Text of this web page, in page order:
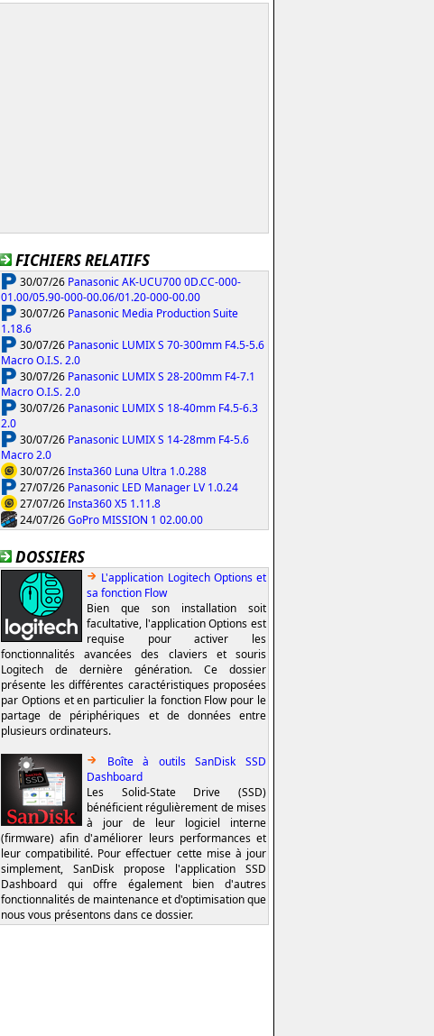
FICHIERS RELATIFS
30/07/26 Panasonic AK-UCU700 0D.CC-000-
01.00/05.90-000-00.06/01.20-000-00.00
30/07/26 Panasonic Media Production Suite
1.18.6
30/07/26 Panasonic LUMIX S 70-300mm F4.5-5.6
Macro O.I.S. 2.0
30/07/26 Panasonic LUMIX S 28-200mm F4-7.1
Macro O.I.S. 2.0
30/07/26 Panasonic LUMIX S 18-40mm F4.5-6.3
2.0
30/07/26 Panasonic LUMIX S 14-28mm F4-5.6
Macro 2.0
30/07/26Insta360 Luna Ultra 1.0.288
27/07/26 Panasonic LED Manager LV 1.0.24
27/07/26Insta360 X5 1.11.8
24/07/26GoPro MISSION 1 02.00.00
DOSSIERS
L'application Logitech Options et
sa fonction Flow
Bien que son installation soit
facultative, l'application Options est
requise pour activer les
fonctionnalités avancées des claviers et souris
Logitech de dernière génération. Ce dossier
présente les différentes caractéristiques proposées
par Options et en particulier la fonction Flow pour le
partage de périphériques et de données entre
plusieurs ordinateurs.
Boîte à outils SanDisk SSD
Dashboard
Les Solid-State Drive (SSD)
bénéficient régulièrement de mises
à jour de leur logiciel interne
(firmware) afin d'améliorer leurs performances et
leur compatibilité. Pour effectuer cette mise à jour
simplement, SanDisk propose l'application SSD
Dashboard qui offre également bien d'autres
fonctionnalités de maintenance et d'optimisation que
nous vous présentons dans ce dossier.